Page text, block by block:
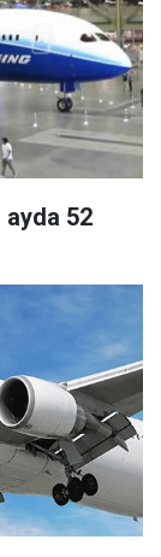
ayda 52